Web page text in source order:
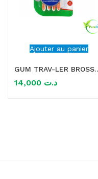
Ajouter au panier
GUM TRAV-
د.ت